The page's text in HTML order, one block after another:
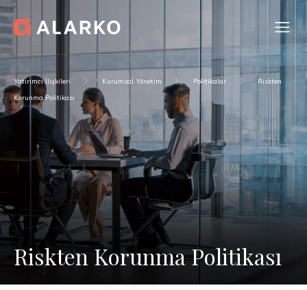
Yatırımcı İlişkileri Kurumsal Yönetim Politikalar
Riskten
Korunma Politikası
Riskten Korunma Politikası